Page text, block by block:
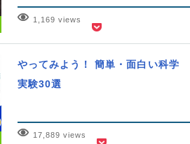
1,169 views
やってみよう！ 簡単・面白い科学
実験30選
17,889 views